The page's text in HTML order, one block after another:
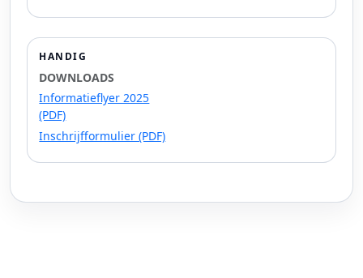
HANDIG
DOWNLOADS
Informatieflyer 2025
(PDF)
Inschrijfformulier (PDF)